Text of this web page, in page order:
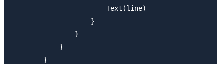
                        Text(line)
                    }
                }
            }
        }